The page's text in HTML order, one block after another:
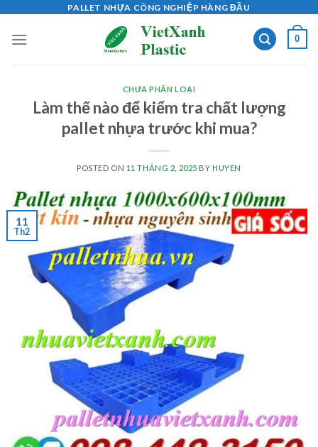
content
PALLET NHỰA CÔNG NGHIỆP HÀNG ĐẦU
0
CHƯA PHÂN LOẠI
Làm thế nào để kiểm tra chất lượng
pallet nhựa trước khi mua?
POSTED ON 11 THÁNG 2, 2025 BY HUYEN
11
Th2